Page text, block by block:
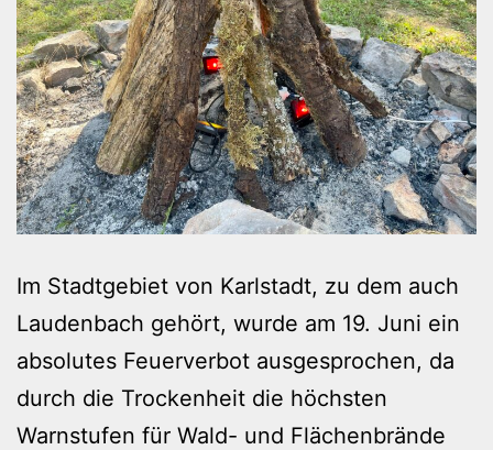
Im Stadtgebiet von Karlstadt, zu dem auch
Laudenbach gehört, wurde am 19. Juni ein
absolutes Feuerverbot ausgesprochen, da
durch die Trockenheit die höchsten
Warnstufen für Wald- und Flächenbrände